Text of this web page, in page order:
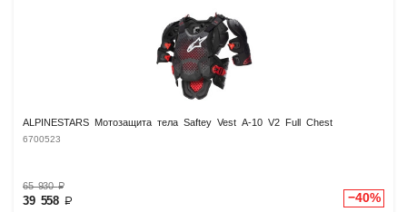
ALPINESTARS Мотозащита тела Saftey Vest A-10 V2 Full Chest
6700523
65 930₽
39 558 ₽ −40%